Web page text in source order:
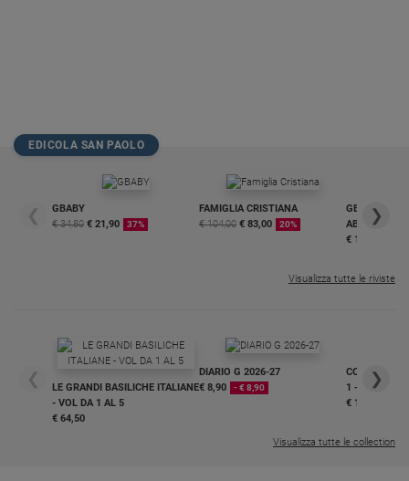
EDICOLA SAN PAOLO
❮
GBABY
€ 34,80 € 21,90 37%
FAMIGLIA CRISTIANA
€ 104,00 € 83,00 20%
GBABY
€ 16,99
❯
Visualizza tutte le riviste
❮
LE GRANDI BASILICHE ITALIANE
- VOL DA 1 AL 5
€ 64,50
DIARIO G 2026-27
€ 8,90
- € 8,90
COLLANA
1 - 2
€ 18,50
❯
Visualizza tutte le collection